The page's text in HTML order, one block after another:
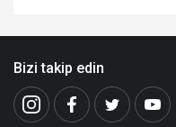
Bizi takip edin